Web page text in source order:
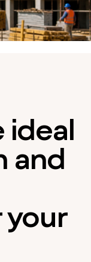
ideal
and